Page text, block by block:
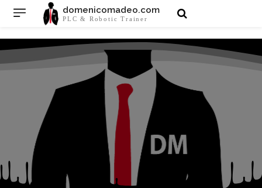
domenicomadeo.com
PLC & Robotic Trainer